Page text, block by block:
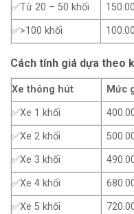
✅Từ 20 – 50 khối
✅>100 khối
Cách tính giá dựa theo
Xe thông hút
Mức
✅Xe 1 khối
✅Xe 2 khối
✅Xe 3 khối
✅Xe 4 khối
✅Xe 5 khối